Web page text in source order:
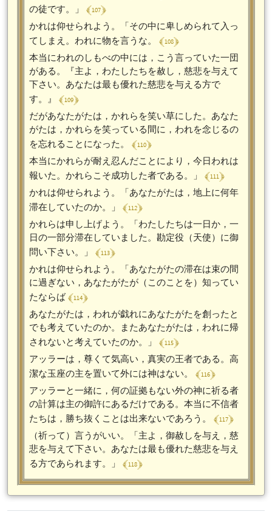
の徒です。」 ﴾ 107 ﴿
かれは仰せられよう。「その中に卑しめられて入っ
てしまえ。われに物を言うな。 ﴾ 108 ﴿
本当にわれのしもべの中には，こう言っていた一団
がある。『主よ，わたしたちを赦し，慈悲を与えて
下さい。あなたは最も優れた慈悲を与える方で
す。』 ﴾ 109 ﴿
だがあなたがたは，かれらを笑い草にした。あなた
がたは，かれらを笑っている間に，われを念じるの
を忘れることになった。 ﴾ 110 ﴿
本当にかれらが耐え忍んだことにより，今日われは
報いた。かれらこそ成功した者である。」 ﴾ 111 ﴿
かれは仰せられよう。「あなたがたは，地上に何年
滞在していたのか。」 ﴾ 112 ﴿
かれらは申し上げよう。「わたしたちは一日か，一
日の一部分滞在していました。勘定役（天使）に御
問い下さい。」 ﴾ 113 ﴿
かれは仰せられよう。「あなたがたの滞在は束の間
に過ぎない，あなたがたが（このことを）知ってい
たならば﴾ 114 ﴿
あなたがたは，われが戯れにあなたがたを創ったと
でも考えていたのか。またあなたがたは，われに帰
されないと考えていたのか。」 ﴾ 115 ﴿
アッラーは，尊くて気高い，真実の王者である。高
潔な玉座の主を置いて外には神はない。 ﴾ 116 ﴿
アッラーと一緒に，何の証拠もない外の神に祈る者
の計算は主の御許にあるだけである。本当に不信者
たちは，勝ち抜くことは出来ないであろう。 ﴾ 117 ﴿
（祈って）言うがいい。「主よ，御赦しを与え，慈
悲を与えて下さい。あなたは最も優れた慈悲を与え
る方であられます。」 ﴾ 118 ﴿